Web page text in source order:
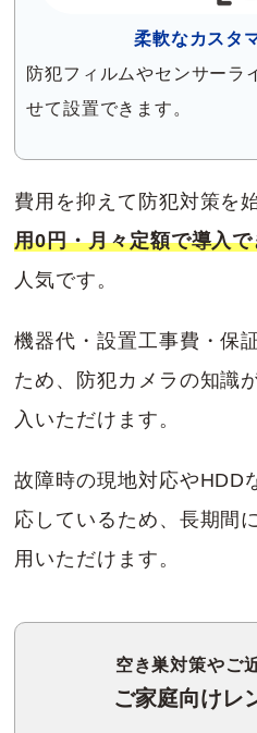
柔軟なカスタ
防犯フィルムやセンサーラ
せて設置できます。
費用を抑えて防犯対策を
用0円・月々定額で導入
人気です。
機器代・設置工事費・保
ため、防犯カメラの知識
入いただけます。
故障時の現地対応やHDD
応しているため、長期間
用いただけます。
空き巣対策やご
ご家庭向けレ